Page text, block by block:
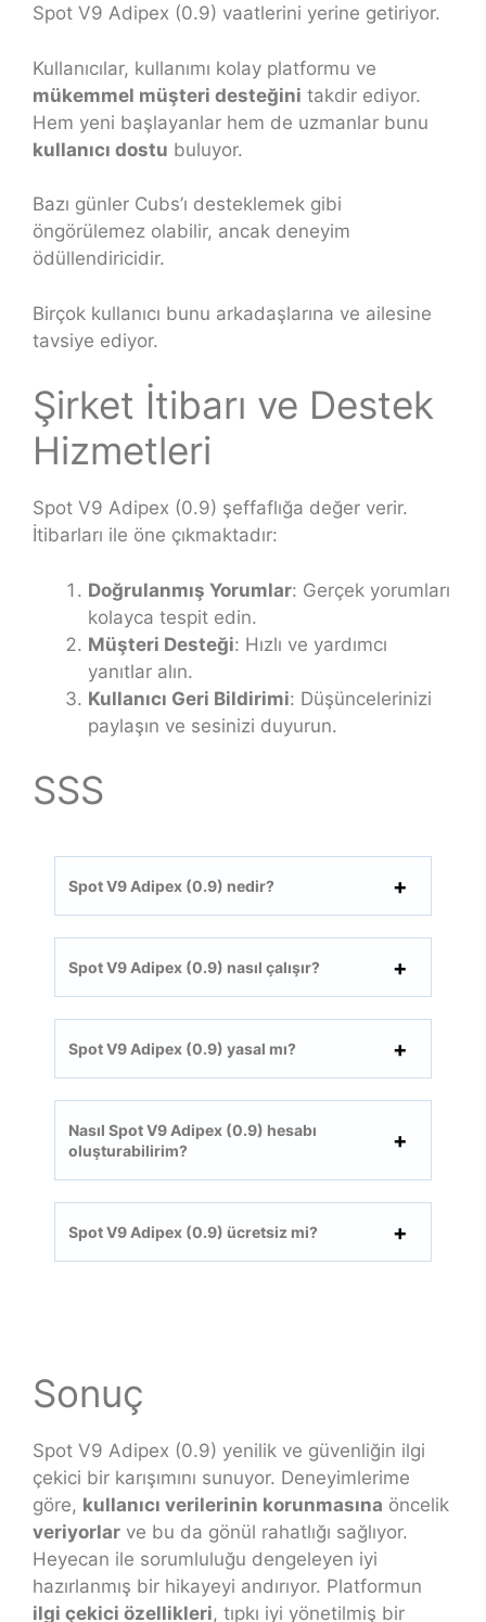
Spot V9 Adipex (0.9) vaatlerini yerine getiriyor.
Kullanıcılar, kullanımı kolay platformu ve
mükemmel müşteri desteğini takdir ediyor.
Hem yeni başlayanlar hem de uzmanlar bunu
kullanıcı dostu buluyor.
Bazı günler Cubs’ı desteklemek gibi
öngörülemez olabilir, ancak deneyim
ödüllendiricidir.
Birçok kullanıcı bunu arkadaşlarına ve ailesine
tavsiye ediyor.
Şirket İtibarı ve Destek
Hizmetleri
Spot V9 Adipex (0.9) şeffaflığa değer verir.
İtibarları ile öne çıkmaktadır:
Doğrulanmış Yorumlar: Gerçek yorumları
kolayca tespit edin.
Müşteri Desteği: Hızlı ve yardımcı
yanıtlar alın.
Kullanıcı Geri Bildirimi: Düşüncelerinizi
paylaşın ve sesinizi duyurun.
SSS
Spot V9 Adipex (0.9) nedir?
Spot V9 Adipex (0.9) nasıl çalışır?
Spot V9 Adipex (0.9) yasal mı?
Nasıl Spot V9 Adipex (0.9) hesabı
oluşturabilirim?
Spot V9 Adipex (0.9) ücretsiz mi?
Sonuç
Spot V9 Adipex (0.9) yenilik ve güvenliğin ilgi
çekici bir karışımını sunuyor. Deneyimlerime
göre, kullanıcı verilerinin korunmasına öncelik
veriyorlar ve bu da gönül rahatlığı sağlıyor.
Heyecan ile sorumluluğu dengeleyen iyi
hazırlanmış bir hikayeyi andırıyor. Platformun
ilgi çekici özellikleri, tıpkı iyi yönetilmiş bir